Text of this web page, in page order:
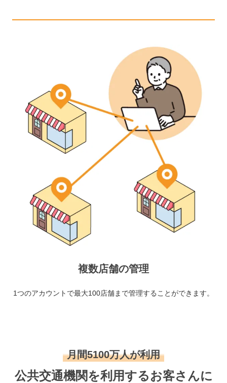
複数店舗の管理
1つのアカウントで最大100店舗まで管理することができます。
月間5100万人が利用
公共交通機関を利用するお客さんに